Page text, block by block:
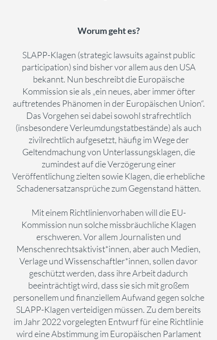
Worum geht es?
SLAPP-Klagen (strategic lawsuits against public
participation) sind bisher vor allem aus den USA
bekannt. Nun beschreibt die Europäische
Kommission sie als „ein neues, aber immer öfter
auftretendes Phänomen in der Europäischen Union“.
Das Vorgehen sei dabei sowohl strafrechtlich
(insbesondere Verleumdungstatbestände) als auch
zivilrechtlich aufgesetzt, häufig im Wege der
Geltendmachung von Unterlassungsklagen, die
zumindest auf die Verzögerung einer
Veröffentlichung zielten sowie Klagen, die erhebliche
Schadenersatzansprüche zum Gegenstand hätten.
Mit einem Richtlinienvorhaben will die EU-
Kommission nun solche missbräuchliche Klagen
erschweren. Vor allem Journalisten und
Menschenrechtsaktivist*innen, aber auch Medien,
Verlage und Wissenschaftler*innen, sollen davor
geschützt werden, dass ihre Arbeit dadurch
beeinträchtigt wird, dass sie sich mit großem
personellem und finanziellem Aufwand gegen solche
SLAPP-Klagen verteidigen müssen. Zu dem bereits
im Jahr 2022 vorgelegten Entwurf für eine Richtlinie
wird eine Abstimmung im Europäischen Parlament